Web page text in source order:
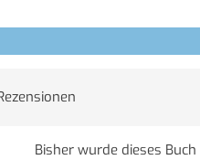
Bisher wurde dieses